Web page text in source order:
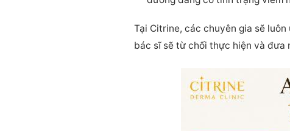
Tại Citrine, các chuyên gia sẽ
bác sĩ sẽ từ chối thực hiện và đưa